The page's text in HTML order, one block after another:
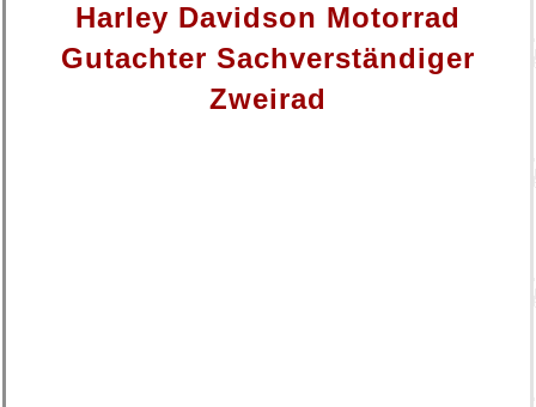
Harley Davidson Motorrad
Gutachter Sachverständiger
Zweirad